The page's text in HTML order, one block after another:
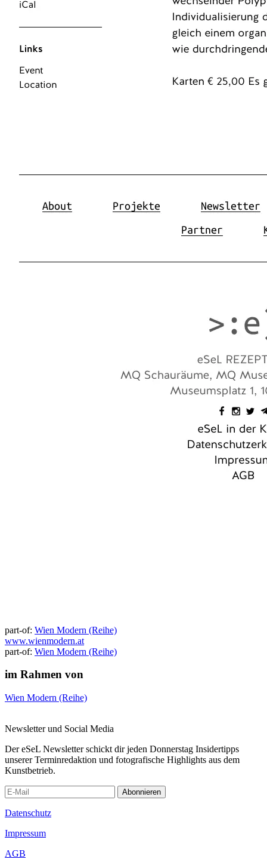
part-of: Wien Modern (Reihe)
www.wienmodern.at
part-of: Wien Modern (Reihe)
im Rahmen von
Wien Modern (Reihe)
Newsletter und Social Media
Der eSeL Newsletter schickt dir jeden Donnerstag Insidertipps
unserer Terminredaktion und fotografische Highlights aus dem
Kunstbetrieb.
Abonnieren
Datenschutz
Impressum
AGB